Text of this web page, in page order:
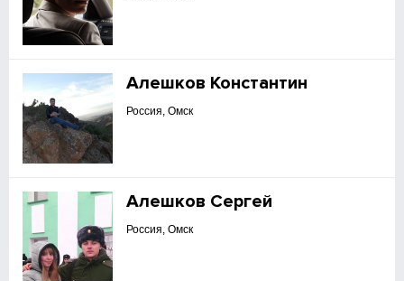
Алешков Константин
Россия, Омск
Алешков Сергей
Россия, Омск